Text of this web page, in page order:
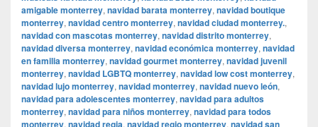
amigable monterrey, navidad barata monterrey, navidad boutique
monterrey, navidad centro monterrey, navidad ciudad monterrey.,
navidad con mascotas monterrey, navidad distrito monterrey,
navidad diversa monterrey, navidad económica monterrey, navidad
en familia monterrey, navidad gourmet monterrey, navidad juvenil
monterrey, navidad LGBTQ monterrey, navidad low cost monterrey,
navidad lujo monterrey, navidad monterrey, navidad nuevo león,
navidad para adolescentes monterrey, navidad para adultos
monterrey, navidad para niños monterrey, navidad para todos
monterrey, navidad regia, navidad regio monterrey, navidad san